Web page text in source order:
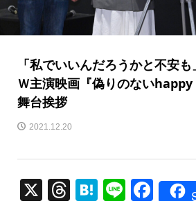
「私でいいんだろうかと不安
Ｗ主演映画『偽りのない
舞台挨拶
2021.12.20
X
T
H
Li
F